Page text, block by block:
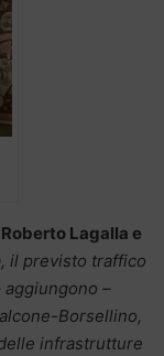
Lagalla e
il previsto traffico
–
Borsellino,
infrastrutture